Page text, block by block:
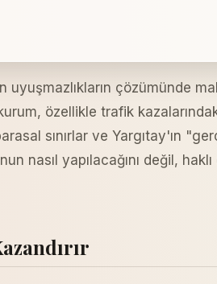
çözümünde
özellikle trafik
sınırlar ve Yargıtay'ın
yapılacağını değil, haklı